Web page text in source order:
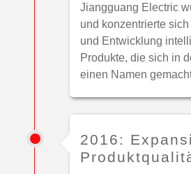
Jiangguang Electric
und konzentrierte
und Entwicklung
Produkte, die sich in
einen Namen
2016: